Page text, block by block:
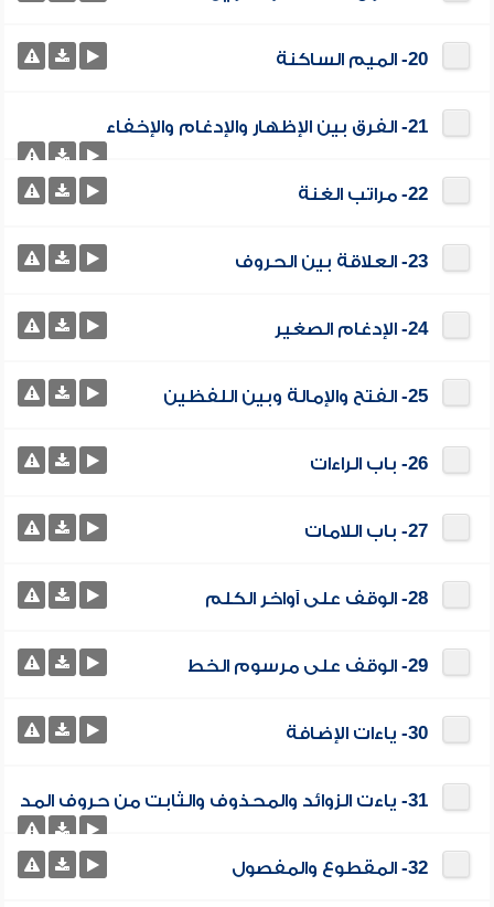
20- الميم الساكنة
21- الفرق بين الإظهار والإدغام والإخفاء
22- مراتب الغنة
23- العلاقة بين الحروف
24- الإدغام الصغير
25- الفتح والإمالة وبين اللفظين
26- باب الراءات
27- باب اللامات
28- الوقف على آواخر الكلم
29- الوقف على مرسوم الخط
30- ياءات الإضافة
31- ياءت الزوائد والمحذوف والثابت من حروف المد
32- المقطوع والمفصول